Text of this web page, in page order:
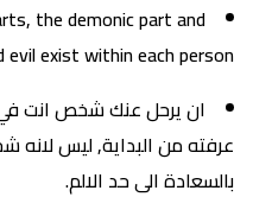
the demonic part and
exist within each person
ان يرحل عنك شخص انت في
عرفته من البداية, ليس
بالسعادة الى حد الالم.